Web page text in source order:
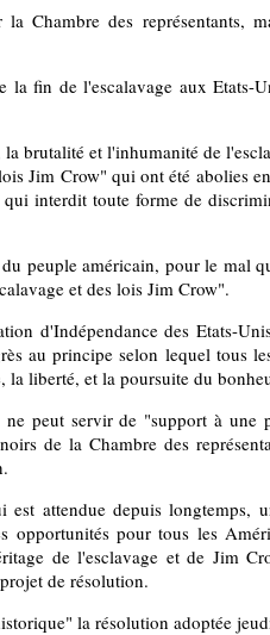
Chambre des représentants,
fin de l'escalavage aux Etats-
brutalité et l'inhumanité de
Jim Crow" qui ont été abolies
interdit toute forme de
peuple américain, pour le mal
et des lois Jim Crow".
d'Indépendance des Etats-
au principe selon lequel tous
la liberté, et la poursuite du
peut servir de "support à une
de la Chambre des
est attendue depuis longtemps,
opportunités pour tous les
de l'esclavage et de Jim
de résolution.
la résolution adoptée